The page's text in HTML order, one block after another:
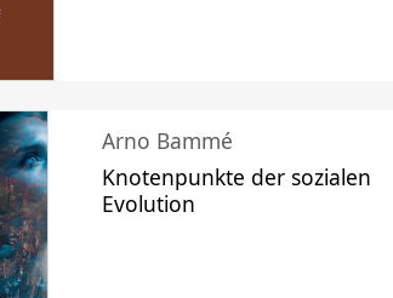
Arno Bammé
Knotenpunkte der sozialen
Evolution